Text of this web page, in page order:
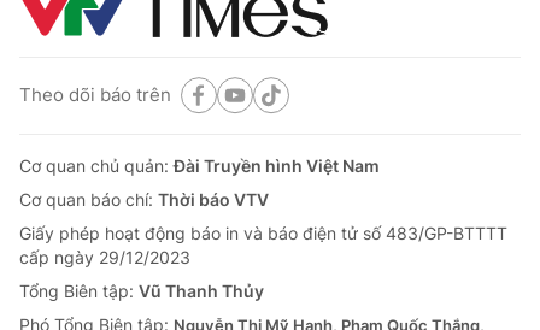
Theo dõi báo trên
Cơ quan chủ quản:Đài Truyền hình Việt Nam
Cơ quan báo chí: Thời báo VTV
Giấy phép hoạt động báo in và báo điện tử số 483/GP-BTTTT
cấp ngày 29/12/2023
Tổng Biên tập: Vũ Thanh Thủy
Phó Tổng Biên tập: Nguyễn Thị Mỹ Hạnh, Phạm Quốc Thắng,